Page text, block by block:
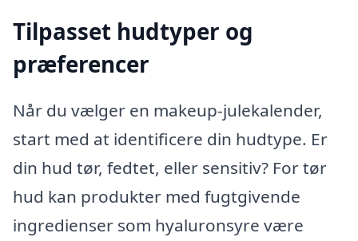
Tilpasset hudtyper og
præferencer
Når du vælger en makeup-julekalender,
start med at identificere din hudtype. Er
din hud tør, fedtet, eller sensitiv? For tør
hud kan produkter med fugtgivende
ingredienser som hyaluronsyre være